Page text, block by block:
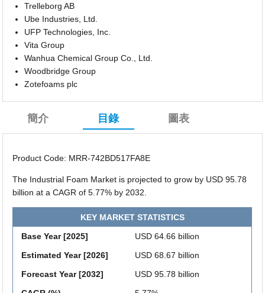
Trelleborg AB
Ube Industries, Ltd.
UFP Technologies, Inc.
Vita Group
Wanhua Chemical Group Co., Ltd.
Woodbridge Group
Zotefoams plc
簡介 目錄 圖表
Product Code: MRR-742BD517FA8E
The Industrial Foam Market is projected to grow by USD 95.78
billion at a CAGR of 5.77% by 2032.
KEY MARKET STATISTICS
Base Year [2025]
USD 64.66 billion
Estimated Year [2026]
USD 68.67 billion
Forecast Year [2032]
USD 95.78 billion